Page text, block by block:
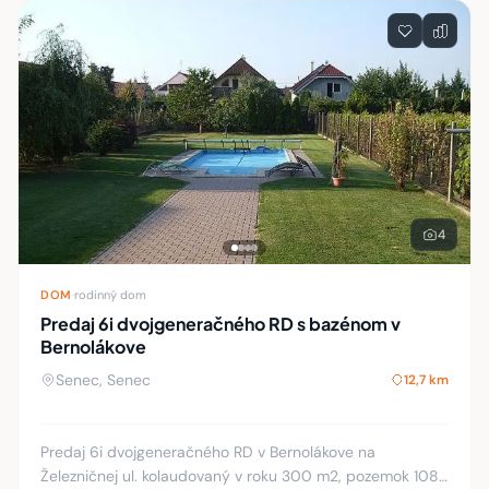
4
DOM rodinný dom
Predaj 6i dvojgeneračného RD s bazénom v
Bernolákove
Senec, Senec 12,7 km
Predaj 6i dvojgeneračného RD v Bernolákove na
Železničnej ul. kolaudovaný v roku 300 m2, pozemok 1085